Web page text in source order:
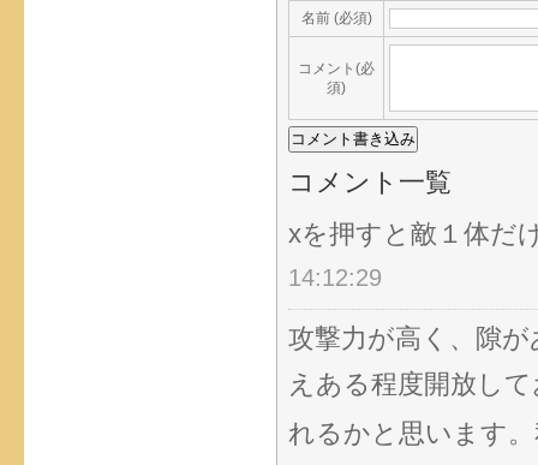
名前 (必須)
コメント(必
須)
コメント一覧
xを押すと敵１体だ
14:12:29
攻撃力が高く、隙
えある程度開放し
れるかと思います